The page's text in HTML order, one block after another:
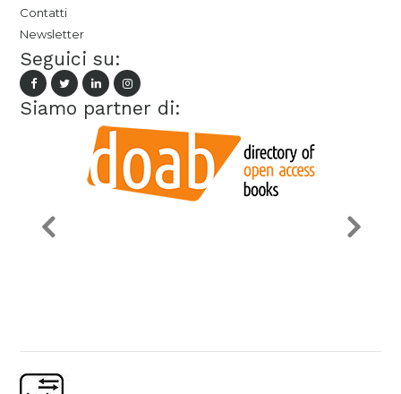
Contatti
Newsletter
Seguici su:
Siamo partner di: